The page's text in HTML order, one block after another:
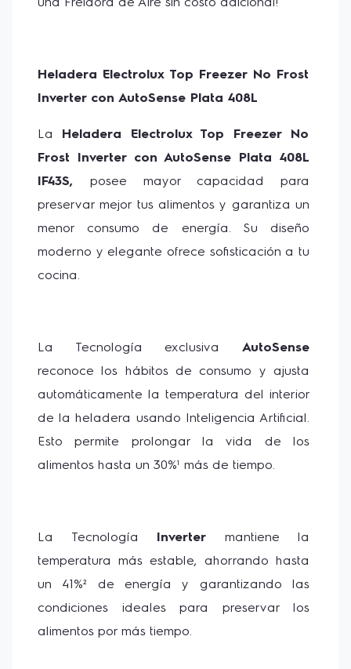
apagado automático, garantiza que tus recetas
queden en el punto justo, sin que tengas que
80 °C y 200 °C, tenés control total sobre la cocción,
Heladera Electrolux Top Freezer No Frost
Inverter con AutoSense Plata 408L
La Heladera Electrolux Top Freezer No
Frost Inverter con AutoSense Plata 408L
IF43S, posee mayor capacidad para
preservar mejor tus alimentos y garantiza un
menor consumo de energía. Su diseño
moderno y elegante ofrece sofisticación a tu
cocina.
La Tecnología exclusiva AutoSense
reconoce los hábitos de consumo y ajusta
automáticamente la temperatura del interior
de la heladera usando Inteligencia Artificial.
Esto permite prolongar la vida de los
alimentos hasta un 30%¹ más de tiempo.
La Tecnología Inverter mantiene la
temperatura más estable, ahorrando hasta
un 41%² de energía y garantizando las
condiciones ideales para preservar los
alimentos por más tiempo.